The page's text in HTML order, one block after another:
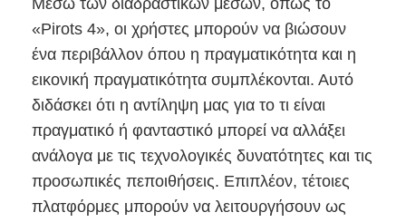
Μέσω των διαδραστικών μέσων, όπως το
«Pirots 4», οι χρήστες μπορούν να βιώσουν
ένα περιβάλλον όπου η πραγματικότητα και η
εικονική πραγματικότητα συμπλέκονται. Αυτό
διδάσκει ότι η αντίληψη μας για το τι είναι
πραγματικό ή φανταστικό μπορεί να αλλάξει
ανάλογα με τις τεχνολογικές δυνατότητες και τις
προσωπικές πεποιθήσεις. Επιπλέον, τέτοιες
πλατφόρμες μπορούν να λειτουργήσουν ως